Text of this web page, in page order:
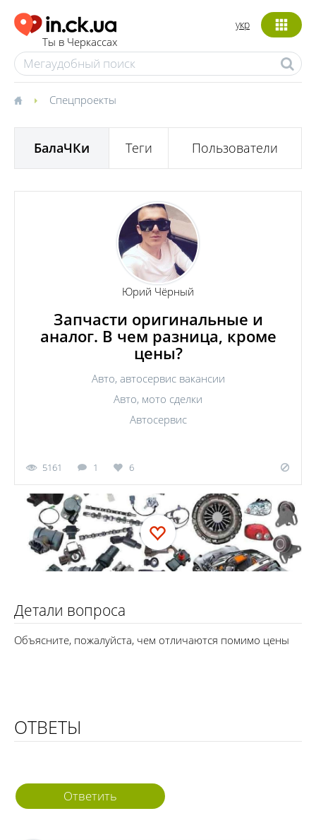
Ты в Черкассах
укр
Спецпроекты
БалаЧКи Теги Пользователи
Юрий Чёрный
Запчасти оригинальные и
аналог. В чем разница, кроме
цены?
Авто, автосервис вакансии
Авто, мото сделки
Автосервис
5161 1 6
Детали вопроса
Объясните, пожалуйста, чем отличаются помимо цены
ОТВЕТЫ
Ответить